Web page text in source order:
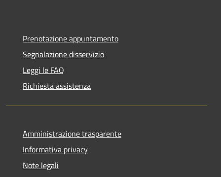
Prenotazione appuntamento
Segnalazione disservizio
Leggi le FAQ
Richiesta assistenza
Amministrazione trasparente
Informativa privacy
Note legali